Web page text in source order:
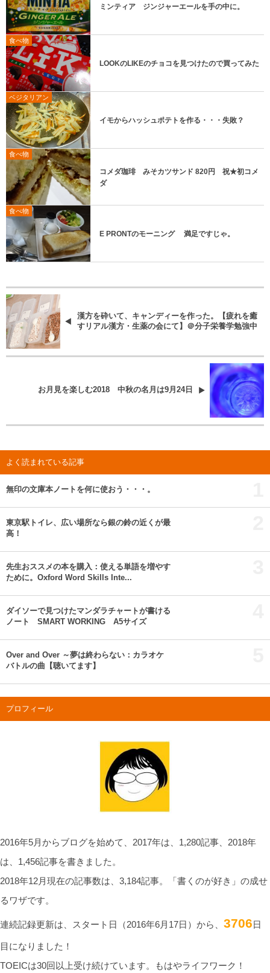
ミンティア ジンジャーエールを手の中に。
食べ物
LOOKのLIKEのチョコを見つけたので買ってみた
ベジタリアン
イモからハッシュポテトを作る・・・失敗？
食べ物
コメダ珈琲 みそカツサンド 820円 祝★初コメ
ダ
食べ物
E PRONTのモーニング 満足ですじゃ。
漢方を砕いて、キャンディーを作った。【疲れを癒
すリアル漢方・生薬の会にて】＠分子栄養学勉強中
お月見を楽しむ2018 中秋の名月は9月24日
よく読まれている記事
無印の文庫本ノートを何に使おう・・・。
東京駅トイレ、広い場所なら銀の鈴の近くが最
高！
先生おススメの本を購入：使える単語を増やす
ために。Oxford Word Skills Inte...
ダイソーで見つけたマンダラチャートが書ける
ノート SMART WORKING A5サイズ
Over and Over ～夢は終わらない：カラオケ
バトルの曲【聴いてます】
プロフィール
2016年5月からブログを始めて、2017年は、1,280記事、2018年
は、1,456記事を書きました。
2018年12月現在の記事数は、3,184記事。「書くのが好き」の成せ
るワザです。
連続記録更新は、スタート日（2016年6月17日）から、 3706日
目になりました！
TOEICは30回以上受け続けています。もはやライフワーク！